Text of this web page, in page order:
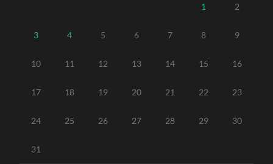
1 2
3 4 5 6 7 8 9
10 11 12 13 14 15 16
17 18 19 20 21 22 23
24 25 26 27 28 29 30
31